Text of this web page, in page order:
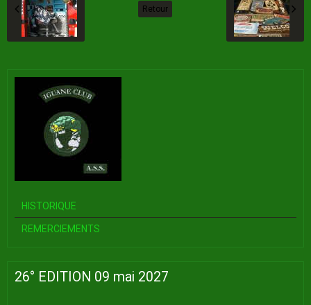
Retour
HISTORIQUE
REMERCIEMENTS
26° EDITION 09 mai 2027